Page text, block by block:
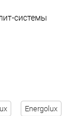
Energolux
системы